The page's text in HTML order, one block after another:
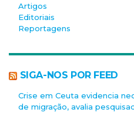
Artigos
Editoriais
Reportagens
SIGA-NOS POR FEED
Crise em Ceuta evidencia
de migração, avalia